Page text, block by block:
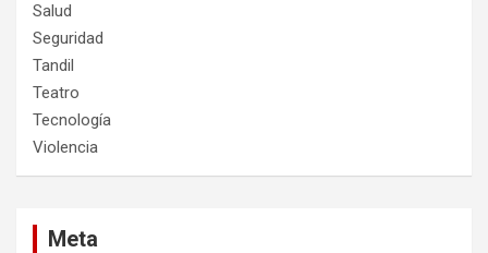
Salud
Seguridad
Tandil
Teatro
Tecnología
Violencia
Meta